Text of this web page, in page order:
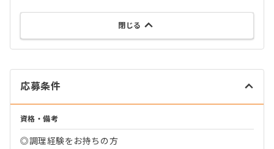
閉じる
応募条件
資格・備考
◎調理経験をお持ちの方